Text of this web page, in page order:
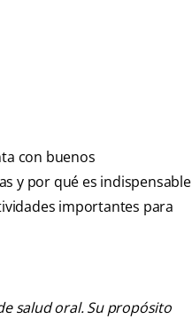
con buenos
y por qué es indispensable
importantes para
salud oral. Su propósito